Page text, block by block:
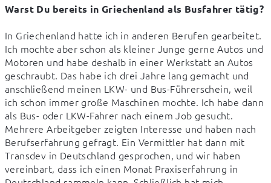
Warst Du bereits in Griechenland als Busfahrer tätig?
In Griechenland hatte ich in anderen Berufen gearbeitet.
Ich mochte aber schon als kleiner Junge gerne Autos und
Motoren und habe deshalb in einer Werkstatt an Autos
geschraubt. Das habe ich drei Jahre lang gemacht und
anschließend meinen LKW- und Bus-Führerschein, weil
ich schon immer große Maschinen mochte. Ich habe dann
als Bus- oder LKW-Fahrer nach einem Job gesucht.
Mehrere Arbeitgeber zeigten Interesse und haben nach
Berufserfahrung gefragt. Ein Vermittler hat dann mit
Transdev in Deutschland gesprochen, und wir haben
vereinbart, dass ich einen Monat Praxiserfahrung in